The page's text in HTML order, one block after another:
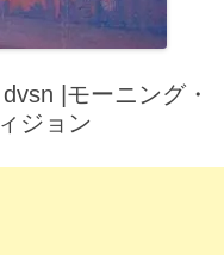
|モーニング・
ジョン